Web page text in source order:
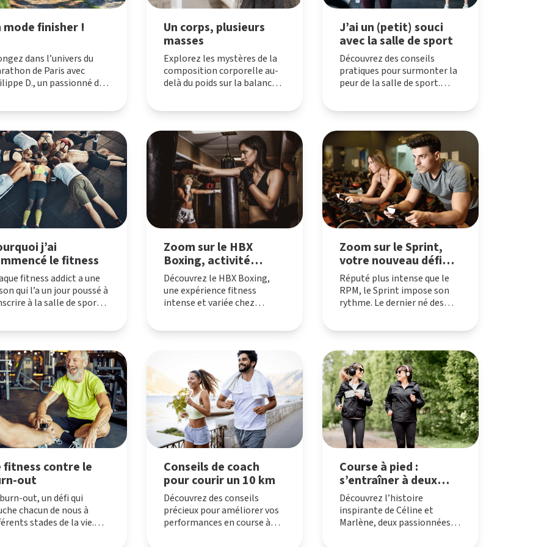
PLATEAU MUSCU-CARDIO
COURS COLLECTIFS
SMALL GROUP
COACHING PERSONNALISÉ
BLOG
DEVENIR FRANCHISÉ L’APPART FITNESS
d’entraînement
vous aideront dans votre
mode finisher !
dans l’univers du
de Paris avec
D., un passionné de
pour une
physique et
optimale, ainsi que
recommandations pour
le stress et trouver la
nécessaire à la
Un corps, plusieurs
masses
Explorez les mystères de la
composition corporelle au-
delà du poids sur la balance.
et bien plus encore.
Transformez votre vision du
bien-être avec une approche
holistique.
J’ai un (petit) souci
avec la salle de sport
Découvrez des conseils
pratiques pour surmonter la
peur de la salle de sport.
positive pour une expérience
enrichissante.
j’ai
le fitness
fitness addict a une
qui l’a un jour poussé à
à la salle de sport.
se vider la tête. Nous
demandé à des
croisés dans nos
dans quel but ils
commencé le fitness
Zoom sur le HBX
Boxing, activité
cardio en interval-
training
Découvrez le HBX Boxing,
une expérience fitness
intense et variée chez
adeptes de ce concept alliant
cardio et renforcement
musculaire. Plongez dans un
cours qui va au-delà des
attentes, offrant motivation
et bien-être au quotidien.
Zoom sur le Sprint,
votre nouveau défi
vélo en studio
Réputé plus intense que le
RPM, le Sprint impose son
rythme. Le dernier né des
propres limites en matière
de cardiovasculaire,
musculaire et endurance.
fitness contre le
out
out, un défi qui
chacun de nous à
stades de la vie.
Conseils de coach
pour courir un 10 km
Découvrez des conseils
précieux pour améliorer vos
performances en course à
Course à pied :
s’entraîner à deux
pour rester motivés !
Découvrez l’histoire
inspirante de Céline et
Marlène, deux passionnées